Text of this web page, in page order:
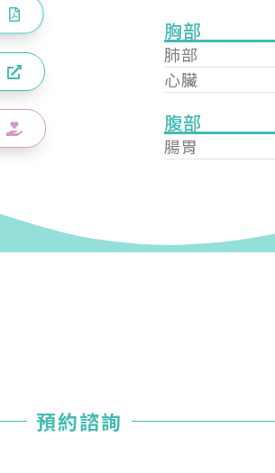
胸部
肺部
心臟
腹部
腸胃
預約諮詢
請，已成功送出，經本協會理事會審核